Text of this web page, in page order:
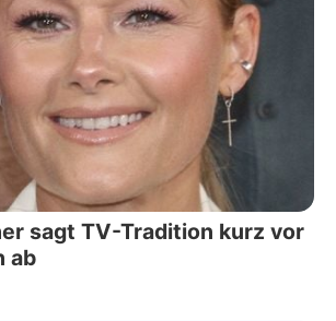
sagt TV-Tradition kurz vor
ab